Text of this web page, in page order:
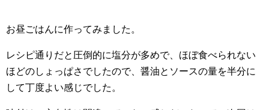
お昼ごはんに作ってみました。
レシピ通りだと圧倒的に塩分が多めで、ほぼ食べられない
ほどのしょっぱさでしたので、醤油とソースの量を半分に
して丁度よい感じでした。